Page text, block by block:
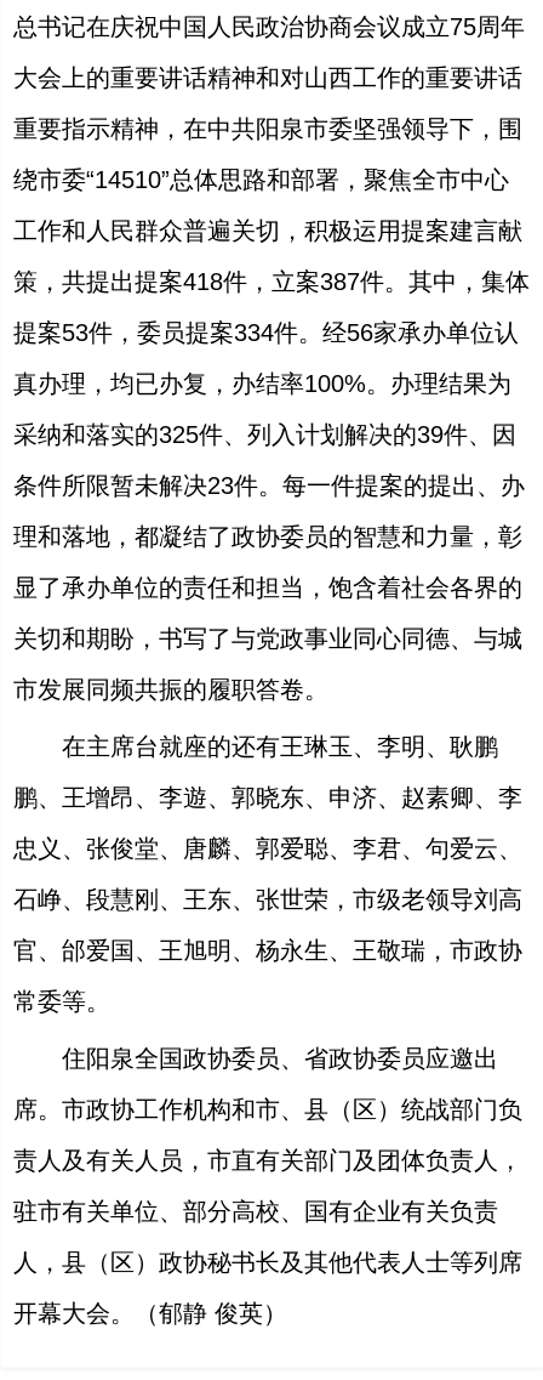
总书记在庆祝中国人民政治协商会议成立75周年
大会上的重要讲话精神和对山西工作的重要讲话
重要指示精神，在中共阳泉市委坚强领导下，围
绕市委“14510”总体思路和部署，聚焦全市中心
工作和人民群众普遍关切，积极运用提案建言献
策，共提出提案418件，立案387件。其中，集体
提案53件，委员提案334件。经56家承办单位认
真办理，均已办复，办结率100%。办理结果为
采纳和落实的325件、列入计划解决的39件、因
条件所限暂未解决23件。每一件提案的提出、办
理和落地，都凝结了政协委员的智慧和力量，彰
显了承办单位的责任和担当，饱含着社会各界的
关切和期盼，书写了与党政事业同心同德、与城
市发展同频共振的履职答卷。
在主席台就座的还有王琳玉、李明、耿鹏
鹏、王增昂、李遊、郭晓东、申济、赵素卿、李
忠义、张俊堂、唐麟、郭爱聪、李君、句爱云、
石峥、段慧刚、王东、张世荣，市级老领导刘高
官、邰爱国、王旭明、杨永生、王敬瑞，市政协
常委等。
住阳泉全国政协委员、省政协委员应邀出
席。市政协工作机构和市、县（区）统战部门负
责人及有关人员，市直有关部门及团体负责人，
驻市有关单位、部分高校、国有企业有关负责
人，县（区）政协秘书长及其他代表人士等列席
开幕大会。（郁静 俊英）